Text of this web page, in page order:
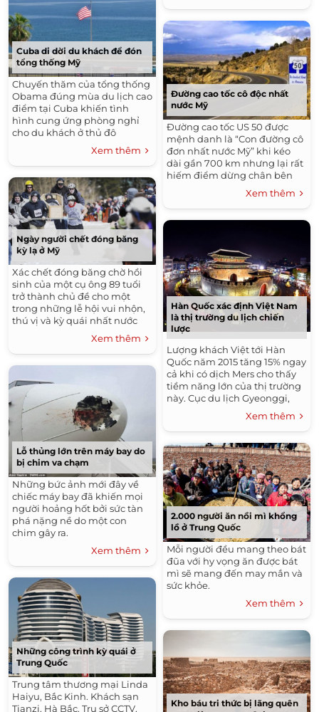
Cuba di dời du khách để đón
tổng thống Mỹ
Chuyến thăm của tổng thống
Obama đúng mùa du lịch cao
điểm tại Cuba khiến tình
hình cung ứng phòng nghỉ
cho du khách ở thủ đô
Havana trở nên căng thẳng.
Xem thêm
Ngày người chết đóng băng
kỳ lạ ở Mỹ
Xác chết đóng băng chờ hồi
sinh của một cụ ông 89 tuổi
trở thành chủ đề cho một
trong những lễ hội vui nhộn,
thú vị và kỳ quái nhất nước
Xem thêm
Lỗ thủng lớn trên máy bay do
bị chim va chạm
Những bức ảnh mới đây về
chiếc máy bay đã khiến mọi
người hoảng hốt bởi sức tàn
phá nặng nề do một con
chim gây ra.
Xem thêm
Những công trình kỳ quái ở
Trung Quốc
Trung tâm thương mại Linda
Haiyu, Bắc Kinh. Khách sạn
Tianzi, Hà Bắc. Trụ sở CCTV,
Đường cao tốc cô độc nhất
nước Mỹ
Đường cao tốc US 50 được
mệnh danh là “Con đường cô
đơn nhất nước Mỹ” khi kéo
dài gần 700 km nhưng lại rất
hiếm điểm dừng chân bên
đường và luôn vắng bóng xe
Xem thêm
Hàn Quốc xác định Việt Nam
là thị trường du lịch chiến
lược
Lượng khách Việt tới Hàn
Quốc năm 2015 tăng 15% ngay
cả khi có dịch Mers cho thấy
tiềm năng lớn của thị trường
này. Cục du lịch Gyeonggi,
tỉnh đông dân nhất Hàn
Quốc, đã đưa Việt Nam vào
thị trường chiến lược.
Xem thêm
2.000 người ăn nồi mì khổng
lồ ở Trung Quốc
Mỗi người đều mang theo bát
đũa với hy vọng ăn được bát
mì sẽ mang đến may mắn và
sức khỏe.
Xem thêm
Kho báu tri thức bị lãng quên